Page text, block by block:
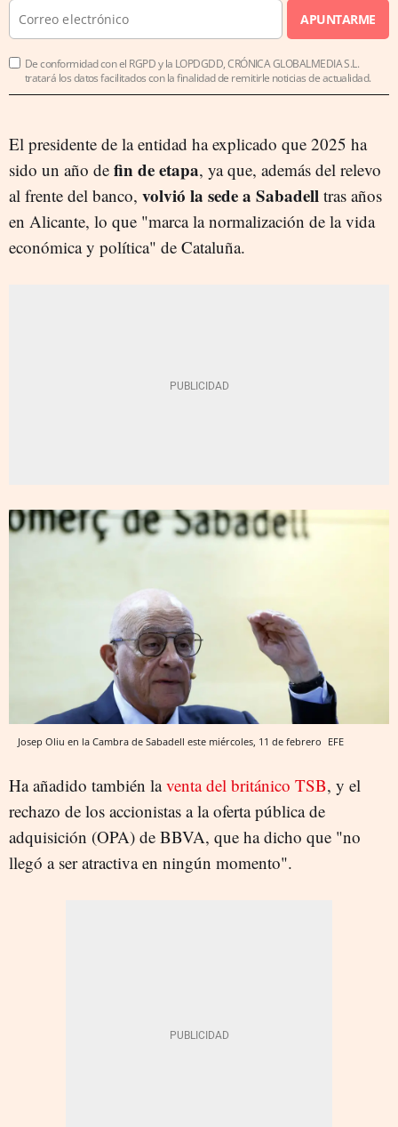
APUNTARME
De conformidad con el RGPD y la LOPDGDD, CRÓNICA GLOBALMEDIA S.L.
tratará los datos facilitados con la finalidad de remitirle noticias de actualidad.
El presidente de la entidad ha explicado que 2025 ha
sido un año de fin de etapa, ya que, además del relevo
al frente del banco, volvió la sede a Sabadell tras años
en Alicante, lo que "marca la normalización de la vida
económica y política" de Cataluña.
Josep Oliu en la Cambra de Sabadell este miércoles, 11 de febrero EFE
Ha añadido también laventa del británico TSB, y el
rechazo de los accionistas a la oferta pública de
adquisición (OPA) de BBVA, que ha dicho que "no
llegó a ser atractiva en ningún momento".